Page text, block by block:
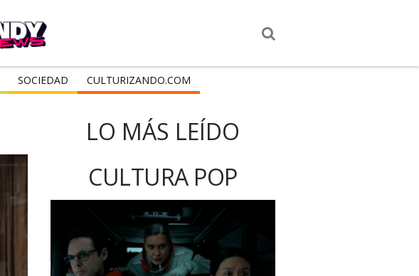
SOCIEDAD CULTURIZANDO.COM
LO MÁS LEÍDO
CULTURA POP